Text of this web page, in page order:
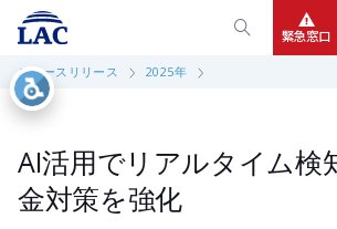
緊急窓口
ニュースリリー
ニュースリリース 2025年
AI活用でリアルタイム検
金対策を強化